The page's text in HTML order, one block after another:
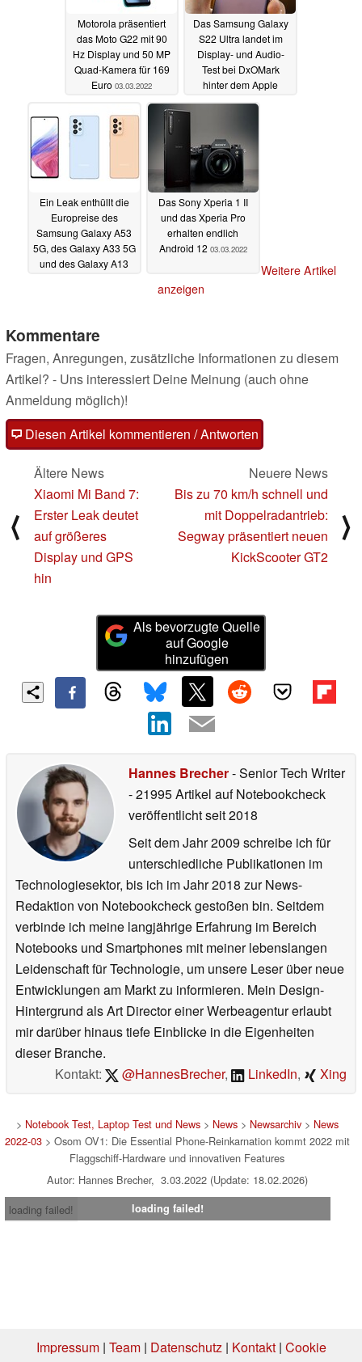
Motorola präsentiert
das Moto G22 mit 90
Hz Display und 50 MP
Quad-Kamera für 169
Euro 03.03.2022
Das Samsung Galaxy
S22 Ultra landet im
Display- und Audio-
Test bei DxOMark
hinter dem Apple
03.03.2022
Ein Leak enthüllt die
Europreise des
Samsung Galaxy A53
5G, des Galaxy A33 5G
und des Galaxy A13
Das Sony Xperia 1 II
und das Xperia Pro
erhalten endlich
Android 12 03.03.2022
Weitere Artikel
anzeigen
Kommentare
Fragen, Anregungen, zusätzliche Informationen zu diesem
Artikel? - Uns interessiert Deine Meinung (auch ohne
Anmeldung möglich)!
Diesen Artikel kommentieren / Antworten
⟨
Ältere News
Xiaomi Mi Band 7:
Erster Leak deutet
auf größeres
Display und GPS
hin
Neuere News
Bis zu 70 km/h schnell und
mit Doppelradantrieb:
Segway präsentiert neuen
KickScooter GT2
⟩
Als bevorzugte Quelle
auf Google
hinzufügen
Hannes Brecher- Senior Tech Writer
- 21995 Artikel auf Notebookcheck
veröffentlichtseit 2018
Seit dem Jahr 2009 schreibe ich für
unterschiedliche Publikationen im
Technologiesektor, bis ich im Jahr 2018 zur News-
Redaktion von Notebookcheck gestoßen bin. Seitdem
verbinde ich meine langjährige Erfahrung im Bereich
Notebooks und Smartphones mit meiner lebenslangen
Leidenschaft für Technologie, um unsere Leser über neue
Entwicklungen am Markt zu informieren. Mein Design-
Hintergrund als Art Director einer Werbeagentur erlaubt
mir darüber hinaus tiefe Einblicke in die Eigenheiten
dieser Branche.
Kontakt:
@HannesBrecher, LinkedIn, Xing
> Notebook Test, Laptop Test und News> News> Newsarchiv> News
2022-03> Osom OV1: Die Essential Phone-Reinkarnation kommt 2022 mit
Flaggschiff-Hardware und innovativen Features
Autor: Hannes Brecher, 3.03.2022 (Update: 18.02.2026)
loading failed!
loading failed!
Impressum| Team| Datenschutz| Kontakt| Cookie